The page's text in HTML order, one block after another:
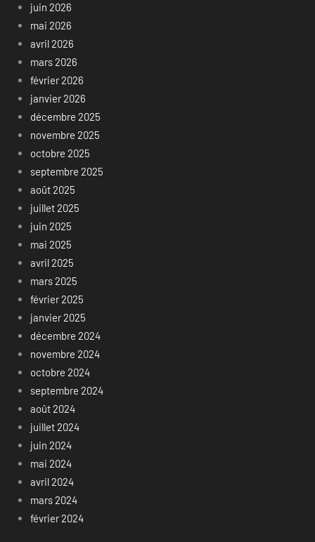
juin 2026
mai 2026
avril 2026
mars 2026
février 2026
janvier 2026
décembre 2025
novembre 2025
octobre 2025
septembre 2025
août 2025
juillet 2025
juin 2025
mai 2025
avril 2025
mars 2025
février 2025
janvier 2025
décembre 2024
novembre 2024
octobre 2024
septembre 2024
août 2024
juillet 2024
juin 2024
mai 2024
avril 2024
mars 2024
février 2024